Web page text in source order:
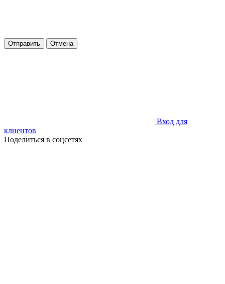
Отправить Отмена
Вход для
клиентов
Поделиться в соцсетях